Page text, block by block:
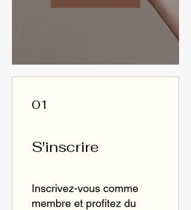
01
S'inscrire
Inscrivez-vous comme
membre et profitez du